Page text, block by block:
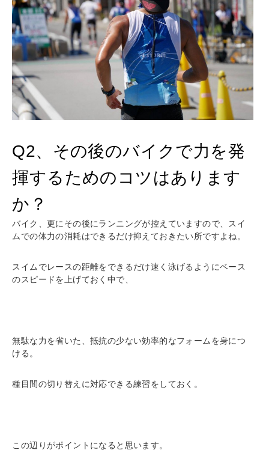
Q2、その後のバイクで力を発
揮するためのコツはあります
か？
バイク、更にその後にランニングが控えていますので、スイ
ムでの体力の消耗はできるだけ抑えておきたい所ですよね。
スイムでレースの距離をできるだけ速く泳げるようにベース
のスピードを上げておく中で、
無駄な力を省いた、抵抗の少ない効率的なフォームを身につ
ける。
種目間の切り替えに対応できる練習をしておく。
この辺りがポイントになると思います。